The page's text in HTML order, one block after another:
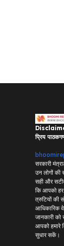
प्रिय
सरकारी
उन लोगों की
सही और
कि आपको
त्रुटियों की
आधिकारिक
जानकारी
आपको हमारे
सुधार सकें।